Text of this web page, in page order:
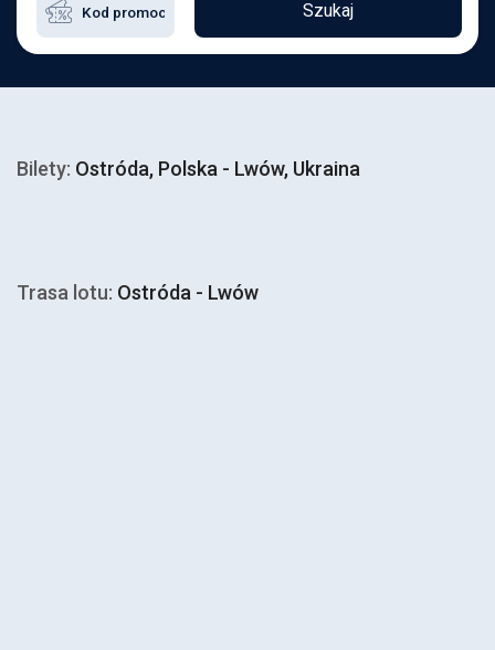
Szukaj
Bilety: Ostróda, Polska - Lwów, Ukraina
Trasa lotu: Ostróda - Lwów